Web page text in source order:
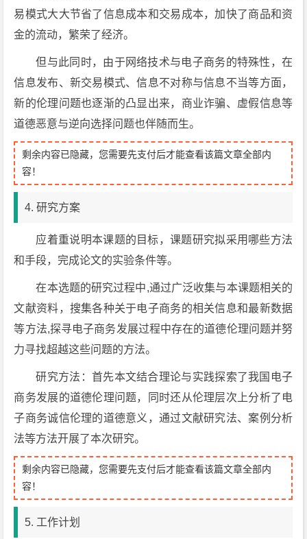
易模式大大节省了信息成本和交易成本，加快了商品和资
金的流动，繁荣了经济。
但与此同时，由于网络技术与电子商务的特殊性，在
信息发布、新交易模式、信息不对称与信息不当等方面，
新的伦理问题也逐渐的凸显出来，商业诈骗、虚假信息等
道德恶意与逆向选择问题也伴随而生。
剩余内容已隐藏，您需要先支付后才能查看该篇文章全部内
容！
4. 研究方案
应着重说明本课题的目标，课题研究拟采用哪些方法
和手段，完成论文的实验条件等。
在本选题的研究过程中,通过广泛收集与本课题相关的
文献资料，搜集各种关于电子商务的相关信息和最新数据
等方法,探寻电子商务发展过程中存在的道德伦理问题并努
力寻找超越这些问题的方法。
研究方法：首先本文结合理论与实践探索了我国电子
商务发展的道德伦理问题，同时还从伦理层次上分析了电
子商务诚信伦理的道德意义，通过文献研究法、案例分析
法等方法开展了本次研究。
剩余内容已隐藏，您需要先支付后才能查看该篇文章全部内
容！
5. 工作计划